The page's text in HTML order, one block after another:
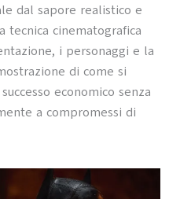
dal sapore realistico e
tecnica cinematografica
i personaggi e la
di come si
economico senza
a compromessi di